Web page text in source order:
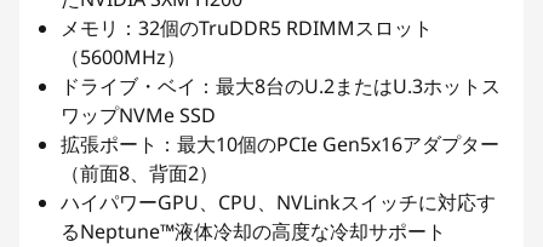
メモリ：32個のTruDDR5 RDIMMスロット
（5600MHz）
ドライブ・ベイ：最大8台のU.2またはU.3ホットス
ワップNVMe SSD
拡張ポート：最大10個のPCIe Gen5x16アダプター
（前面8、背面2）
ハイパワーGPU、CPU、NVLinkスイッチに対応す
るNeptune™液体冷却の高度な冷却サポート